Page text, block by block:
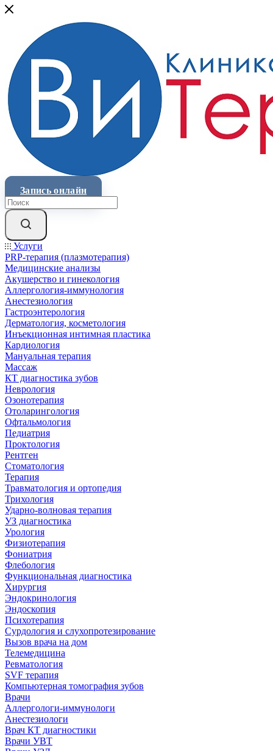
Запись онлайн
Услуги
PRP-терапия (плазмотерапия)
Медицинские анализы
Акушерство и гинекология
Аллергология-иммунология
Анестезиология
Гастроэнтерология
Дерматология, косметология
Инъекционная интимная пластика
Кардиология
Мануальная терапия
Массаж
КТ диагностика зубов
Неврология
Озонотерапия
Отоларингология
Офтальмология
Педиатрия
Проктология
Рентген
Стоматология
Терапия
Травматология и ортопедия
Трихология
Ударно-волновая терапия
УЗ диагностика
Урология
Физиотерапия
Фониатрия
Флебология
Функциональная диагностика
Хирургия
Эндокринология
Эндоскопия
Психотерапия
Сурдология и слухопротезирование
Вызов врача на дом
Телемедицина
Ревматология
SVF терапия
Компьютерная томография зубов
Врачи
Аллергологи-иммунологи
Анестезиологи
Врач КТ диагностики
Врачи УВТ